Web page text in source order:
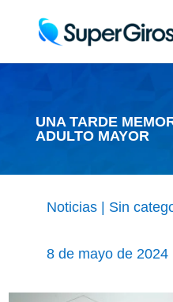
UNA TARDE
ADULTO MAYOR
Noticias| Sin
8 de mayo de 2024